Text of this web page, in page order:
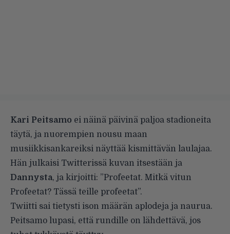
Kari Peitsamo ei näinä päivinä paljoa stadioneita
täytä, ja nuorempien nousu maan
musiikkisankareiksi näyttää kismittävän laulajaa.
Hän julkaisi Twitterissä kuvan itsestään ja
Dannysta, ja kirjoitti: ”Profeetat. Mitkä vitun
Profeetat? Tässä teille profeetat”.
Twiitti sai tietysti ison määrän aplodeja ja naurua.
Peitsamo lupasi, että rundille on lähdettävä, jos